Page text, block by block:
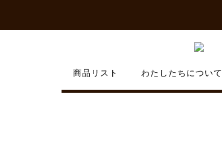
content
商品リスト わたしたちについて